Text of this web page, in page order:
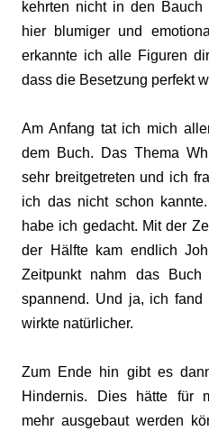
kehrten nicht in den
hier blumiger und
erkannte ich alle Figuren
dass die Besetzung perfekt
Am Anfang tat ich mich
dem Buch. Das Thema
sehr breitgetreten und ich
ich das nicht schon
habe ich gedacht. Mit der
der Hälfte kam endlich
Zeitpunkt nahm das
spannend. Und ja, ich
wirkte natürlicher.
Zum Ende hin gibt es
Hindernis. Dies hätte für
mehr ausgebaut werden